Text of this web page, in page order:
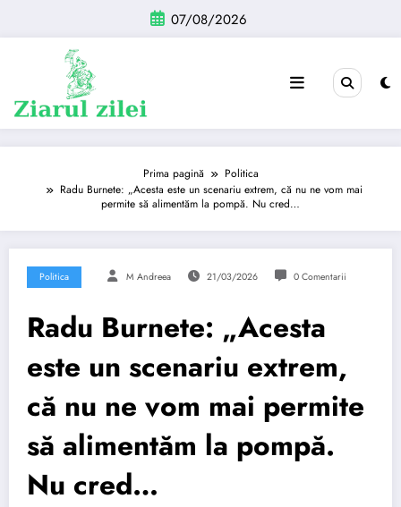
conținut
07/08/2026
Prima pagină
Politica
Radu Burnete: „Acesta este un scenariu extrem, că nu ne vom mai
permite să alimentăm la pompă. Nu cred…
Politica M Andreea 21/03/2026 0 Comentarii
Radu Burnete: „Acesta
este un scenariu extrem,
că nu ne vom mai permite
să alimentăm la pompă.
Nu cred…